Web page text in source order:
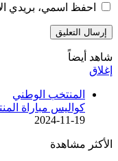
احفظ اسمي، بريدي
شاهد أيضاً
إغلاق
المنتخب الوطني
كواليس مباراة المنتخب الوطني لأقل من 20 سنة
2024-11-19
الأكثر مشاهدة